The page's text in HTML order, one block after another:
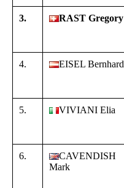
3. RAST Gregory
4. EISEL Bernhard
5. VIVIANI Elia
6.
CAVENDISH
Mark